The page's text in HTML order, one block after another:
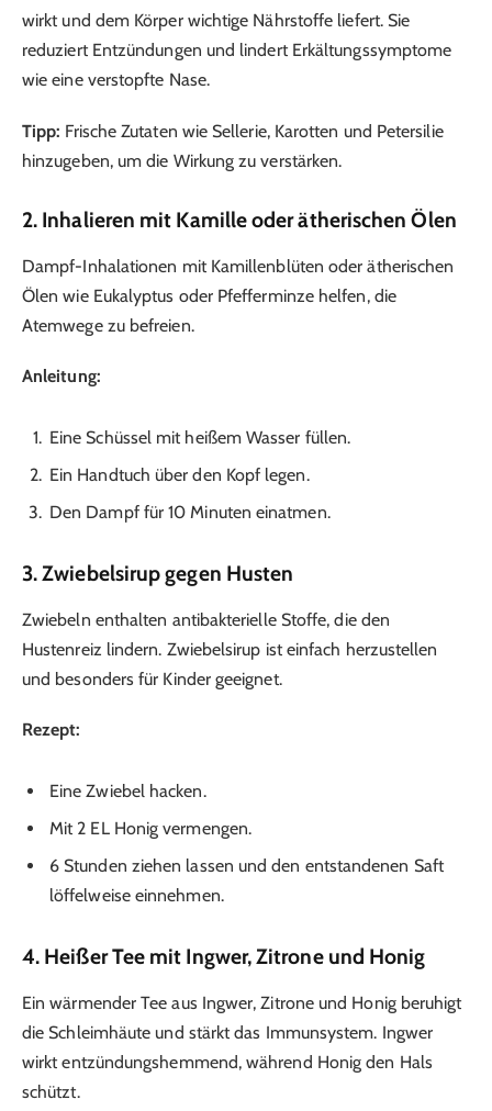
wirkt und dem Körper wichtige Nährstoffe liefert. Sie
reduziert Entzündungen und lindert Erkältungssymptome
wie eine verstopfte Nase.
Tipp: Frische Zutaten wie Sellerie, Karotten und Petersilie
hinzugeben, um die Wirkung zu verstärken.
2. Inhalieren mit Kamille oder ätherischen Ölen
Dampf-Inhalationen mit Kamillenblüten oder ätherischen
Ölen wie Eukalyptus oder Pfefferminze helfen, die
Atemwege zu befreien.
Anleitung:
Eine Schüssel mit heißem Wasser füllen.
Ein Handtuch über den Kopf legen.
Den Dampf für 10 Minuten einatmen.
3. Zwiebelsirup gegen Husten
Zwiebeln enthalten antibakterielle Stoffe, die den
Hustenreiz lindern. Zwiebelsirup ist einfach herzustellen
und besonders für Kinder geeignet.
Rezept:
Eine Zwiebel hacken.
Mit 2 EL Honig vermengen.
6 Stunden ziehen lassen und den entstandenen Saft
löffelweise einnehmen.
4. Heißer Tee mit Ingwer, Zitrone und Honig
Ein wärmender Tee aus Ingwer, Zitrone und Honig beruhigt
die Schleimhäute und stärkt das Immunsystem. Ingwer
wirkt entzündungshemmend, während Honig den Hals
schützt.